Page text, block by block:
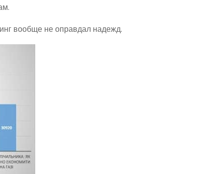
вообще не оправдал надежд.